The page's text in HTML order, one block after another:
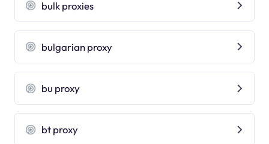
bulk proxies
bulgarian proxy
bu proxy
bt proxy